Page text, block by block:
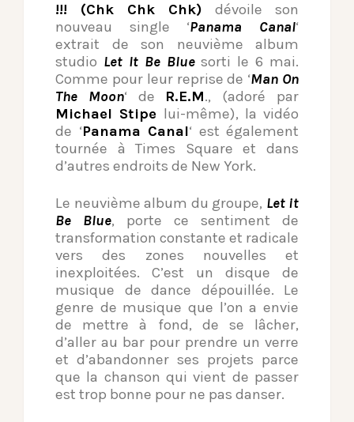
!!! (Chk Chk Chk) dévoile son
nouveau single ‘Panama Canal‘
extrait de son neuvième album
studio Let It Be Bluesorti le 6 mai.
Comme pour leur reprise de ‘Man On
The Moon‘ de R.E.M., (adoré par
Michael Stipe lui-même), la vidéo
de ‘Panama Canal‘ est également
tournée à Times Square et dans
d’autres endroits de New York.
Le neuvième album du groupe, Let it
Be Blue, porte ce sentiment de
transformation constante et radicale
vers des zones nouvelles et
inexploitées. C’est un disque de
musique de dance dépouillée. Le
genre de musique que l’on a envie
de mettre à fond, de se lâcher,
d’aller au bar pour prendre un verre
et d’abandonner ses projets parce
que la chanson qui vient de passer
est trop bonne pour ne pas danser.